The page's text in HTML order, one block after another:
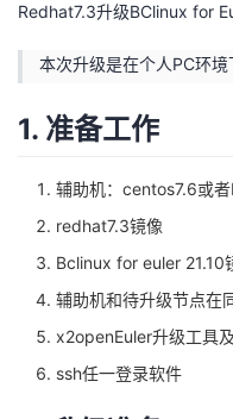
主
的
开
发
者
我
的
博
我
的
我
Redhat7.3升级BClinux for
本次升级是在个人PC环
1. 准备工作
辅助机：centos7.6或
redhat7.3镜像
Bclinux for euler 21.10
辅助机和待升级节点在
x2openEuler升级工具
ssh任一登录软件